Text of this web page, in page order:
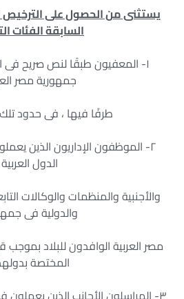
يستثنى من الحصول على الترخيص
السابقة الفئات
١- المعفيون طبقًا لنص صريح فى
جمهورية مصر
طرفًا فيها ، فى حدود تلك
٢- الموظفون الإداريون الذين
الدول العربية
والأجنبية والمنظمات والوكالات
والدولية فى
مصر العربية الوافدون للبلاد
المختصة